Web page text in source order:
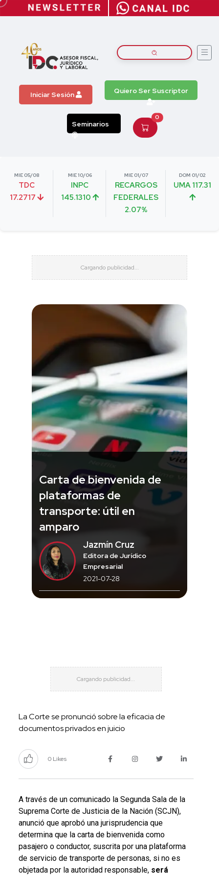
Iniciar Sesión Quiero Ser Suscriptor
Seminarios
0
MIE 05/08
TDC
17.2717
MIE 10/06
INPC
145.1310
MIE 01/07
RECARGOS
FEDERALES
2.07%
DOM 01/02
UMA 117.31
Carta de bienvenida de
plataformas de
transporte: útil en
amparo
Jazmín Cruz
Editora de Jurídico
Empresarial
2021-07-28
La Corte se pronunció sobre la eficacia de
documentos privados en juicio
0 Likes
A través de un comunicado la Segunda Sala de la
Suprema Corte de Justicia de la Nación (SCJN),
anunció que aprobó una jurisprudencia que
determina que la carta de bienvenida como
pasajero o conductor, suscrita por una plataforma
de servicio de transporte de personas, si no es
objetada por la autoridad responsable, será